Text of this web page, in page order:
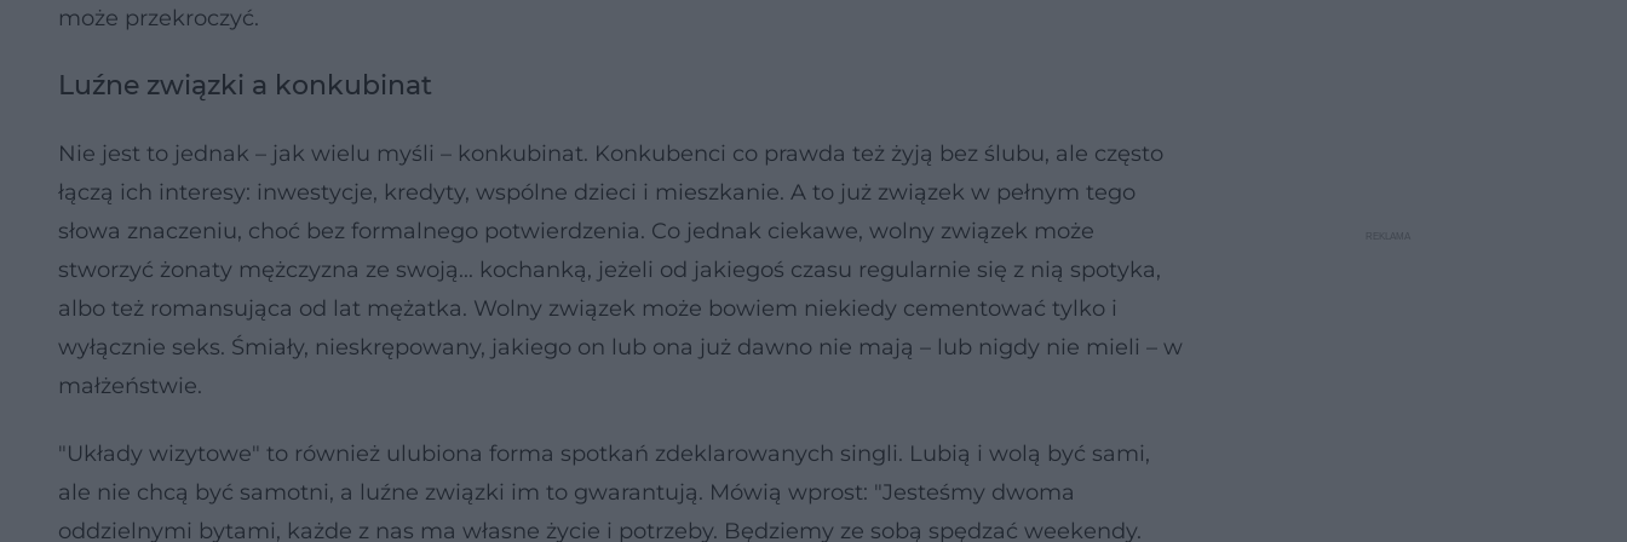
może przekroczyć.
Luźne związki a konkubinat
Nie jest to jednak – jak wielu myśli – konkubinat. Konkubenci co prawda też żyją bez ślubu, ale często
łączą ich interesy: inwestycje, kredyty, wspólne dzieci i mieszkanie. A to już związek w pełnym tego
słowa znaczeniu, choć bez formalnego potwierdzenia. Co jednak ciekawe, wolny związek może
stworzyć żonaty mężczyzna ze swoją... kochanką, jeżeli od jakiegoś czasu regularnie się z nią spotyka,
albo też romansująca od lat mężatka. Wolny związek może bowiem niekiedy cementować tylko i
wyłącznie seks. Śmiały, nieskrępowany, jakiego on lub ona już dawno nie mają – lub nigdy nie mieli – w
małżeństwie.
"Układy wizytowe" to również ulubiona forma spotkań zdeklarowanych singli. Lubią i wolą być sami,
ale nie chcą być samotni, a luźne związki im to gwarantują. Mówią wprost: "Jesteśmy dwoma
oddzielnymi bytami, każde z nas ma własne życie i potrzeby. Będziemy ze sobą spędzać weekendy.